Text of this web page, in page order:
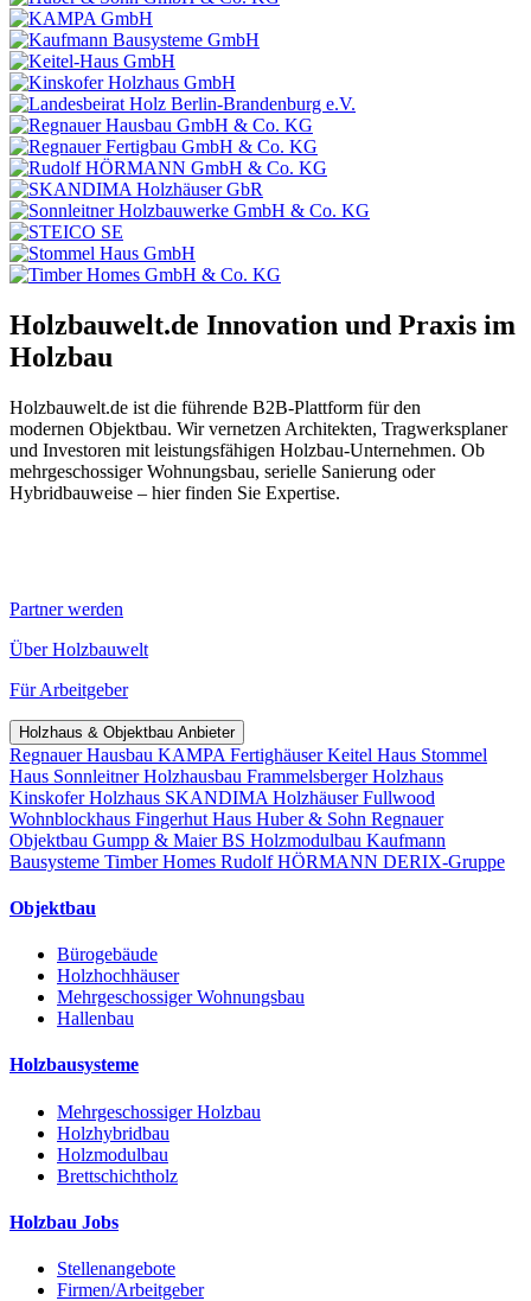
Holzbauwelt.de Innovation und Praxis im
Holzbau
Holzbauwelt.de ist die führende B2B-Plattform für den
modernen Objektbau. Wir vernetzen Architekten, Tragwerksplaner
und Investoren mit leistungsfähigen Holzbau-Unternehmen. Ob
mehrgeschossiger Wohnungsbau, serielle Sanierung oder
Hybridbauweise – hier finden Sie Expertise.
Partner werden
Über Holzbauwelt
Für Arbeitgeber
Holzhaus & Objektbau Anbieter
Regnauer Hausbau KAMPA FertighäuserKeitel Haus Stommel
Haus Sonnleitner Holzhausbau Frammelsberger Holzhaus
Kinskofer Holzhaus SKANDIMA HolzhäuserFullwood
Wohnblockhaus Fingerhut Haus Huber & Sohn Regnauer
Objektbau Gumpp & MaierBS Holzmodulbau Kaufmann
Bausysteme Timber Homes Rudolf HÖRMANN DERIX-Gruppe
Objektbau
Bürogebäude
Holzhochhäuser
Mehrgeschossiger Wohnungsbau
Hallenbau
Holzbausysteme
Mehrgeschossiger Holzbau
Holzhybridbau
Holzmodulbau
Brettschichtholz
Holzbau Jobs
Stellenangebote
Firmen/Arbeitgeber